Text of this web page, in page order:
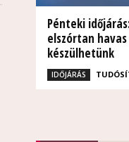
Pénteki
elszórtan
készülhetünk
IDŐJÁRÁS